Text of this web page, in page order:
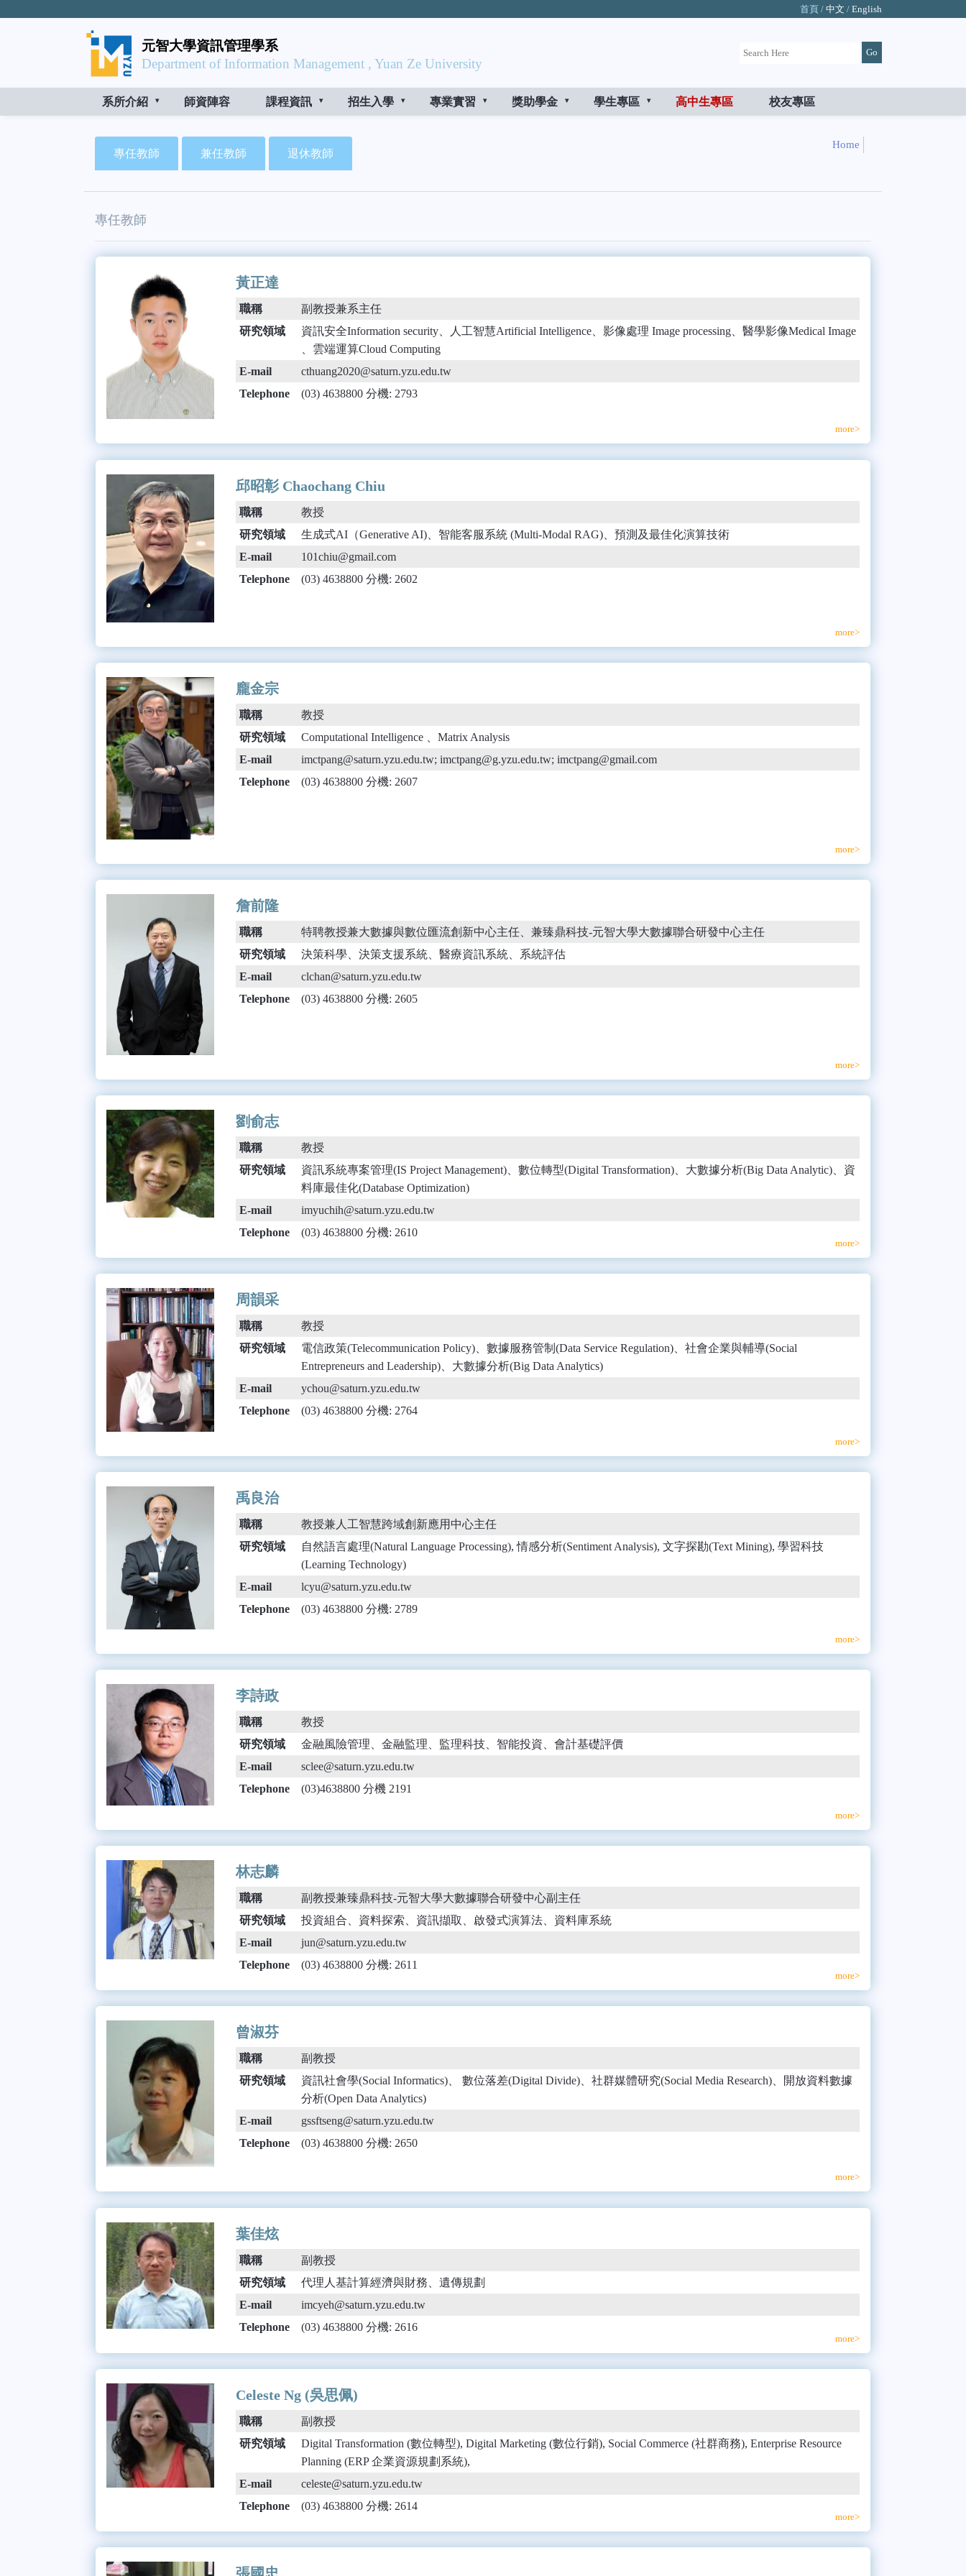
首頁 / 中文 / English
元智大學資訊管理學系
Department of Information Management , Yuan Ze University
系所介紹 師資陣容 課程資訊 招生入學 專業實習 獎助學金 學生專區 高中生專區 校友專區
專任教師 兼任教師 退休教師
Home
專任教師
黃正達
職稱
副教授兼系主任
研究領域
資訊安全Information security、人工智慧Artificial Intelligence、影像處理 Image processing、醫學影像Medical Image
、雲端運算Cloud Computing
E-mail
cthuang2020@saturn.yzu.edu.tw
Telephone
(03) 4638800 分機: 2793
more>
邱昭彰 Chaochang Chiu
職稱
教授
研究領域
生成式AI（Generative AI)、智能客服系統 (Multi-Modal RAG)、預測及最佳化演算技術
E-mail
101chiu@gmail.com
Telephone
(03) 4638800 分機: 2602
more>
龐金宗
職稱
教授
研究領域
Computational Intelligence 、Matrix Analysis
E-mail
imctpang@saturn.yzu.edu.tw; imctpang@g.yzu.edu.tw; imctpang@gmail.com
Telephone
(03) 4638800 分機: 2607
more>
詹前隆
職稱
特聘教授兼大數據與數位匯流創新中心主任、兼臻鼎科技-元智大學大數據聯合研發中心主任
研究領域
決策科學、決策支援系統、醫療資訊系統、系統評估
E-mail
clchan@saturn.yzu.edu.tw
Telephone
(03) 4638800 分機: 2605
more>
劉俞志
職稱
教授
研究領域
資訊系統專案管理(IS Project Management)、數位轉型(Digital Transformation)、大數據分析(Big Data Analytic)、資
料庫最佳化(Database Optimization)
E-mail
imyuchih@saturn.yzu.edu.tw
Telephone
(03) 4638800 分機: 2610
more>
周韻采
職稱
教授
研究領域
電信政策(Telecommunication Policy)、數據服務管制(Data Service Regulation)、社會企業與輔導(Social
Entrepreneurs and Leadership)、大數據分析(Big Data Analytics)
E-mail
ychou@saturn.yzu.edu.tw
Telephone
(03) 4638800 分機: 2764
more>
禹良治
職稱
教授兼人工智慧跨域創新應用中心主任
研究領域
自然語言處理(Natural Language Processing), 情感分析(Sentiment Analysis), 文字探勘(Text Mining), 學習科技
(Learning Technology)
E-mail
lcyu@saturn.yzu.edu.tw
Telephone
(03) 4638800 分機: 2789
more>
李詩政
職稱
教授
研究領域
金融風險管理、金融監理、監理科技、智能投資、會計基礎評價
E-mail
sclee@saturn.yzu.edu.tw
Telephone
(03)4638800 分機 2191
more>
林志麟
職稱
副教授兼臻鼎科技-元智大學大數據聯合研發中心副主任
研究領域
投資組合、資料探索、資訊擷取、啟發式演算法、資料庫系統
E-mail
jun@saturn.yzu.edu.tw
Telephone
(03) 4638800 分機: 2611
more>
曾淑芬
職稱
副教授
研究領域
資訊社會學(Social Informatics)、 數位落差(Digital Divide)、社群媒體研究(Social Media Research)、開放資料數據
分析(Open Data Analytics)
E-mail
gssftseng@saturn.yzu.edu.tw
Telephone
(03) 4638800 分機: 2650
more>
葉佳炫
職稱
副教授
研究領域
代理人基計算經濟與財務、遺傳規劃
E-mail
imcyeh@saturn.yzu.edu.tw
Telephone
(03) 4638800 分機: 2616
more>
Celeste Ng (吳思佩)
職稱
副教授
研究領域
Digital Transformation (數位轉型), Digital Marketing (數位行銷), Social Commerce (社群商務), Enterprise Resource
Planning (ERP 企業資源規劃系統),
E-mail
celeste@saturn.yzu.edu.tw
Telephone
(03) 4638800 分機: 2614
more>